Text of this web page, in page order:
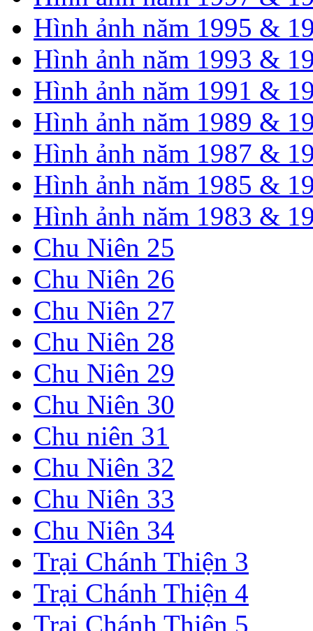
Hình ảnh năm 1995 &
Hình ảnh năm 1993 &
Hình ảnh năm 1991 &
Hình ảnh năm 1989 &
Hình ảnh năm 1987 &
Hình ảnh năm 1985 &
Hình ảnh năm 1983 &
Chu Niên 25
Chu Niên 26
Chu Niên 27
Chu Niên 28
Chu Niên 29
Chu Niên 30
Chu niên 31
Chu Niên 32
Chu Niên 33
Chu Niên 34
Trại Chánh Thiện 3
Trại Chánh Thiện 4
Trại Chánh Thiện 5